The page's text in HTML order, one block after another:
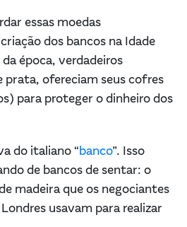
essas moedas
dos bancos na Idade
época, verdadeiros
prata, ofereciam seus cofres
para proteger o dinheiro dos
do italiano “banco”. Isso
de bancos de sentar: o
madeira que os negociantes
usavam para realizar